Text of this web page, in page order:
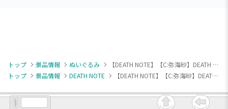
トップ 景品情報 ぬいぐるみ
【DEATH NOTE】【C:弥海砂】DEATH NOTE ぬいぷりけおすわり
トップ
景品情報 DEATH NOTE 【DEATH NOTE】【C:弥海砂】DEATH NOTE ぬいぷりけおすわり